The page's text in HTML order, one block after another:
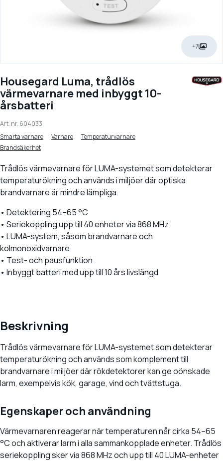
+7
Housegard Luma, trådlös
värmevarnare med inbyggt 10-
årsbatteri
Art. nr. 604033
Smarta varnare
Varnare
Temperaturvarnare
Brandsäkerhet
Trådlös värmevarnare för LUMA-systemet som detekterar
temperaturökning och används i miljöer där optiska
brandvarnare är mindre lämpliga.
• Detektering 54–65 °C
• Seriekoppling upp till 40 enheter via 868 MHz
• LUMA-system, såsom brandvarnare och
kolmonoxidvarnare
• Test- och pausfunktion
• Inbyggt batteri med upp till 10 års livslängd
Beskrivning
Trådlös värmevarnare för LUMA-systemet som detekterar
temperaturökning och används som komplement till
brandvarnare i miljöer där rökdetektorer kan ge oönskade
larm, exempelvis kök, garage, vind och tvättstuga.
Egenskaper och användning
Värmevarnaren reagerar när temperaturen når cirka 54–65
°C och aktiverar larm i alla sammankopplade enheter. Trådlös
seriekoppling sker via 868 MHz och upp till 40 LUMA-enheter